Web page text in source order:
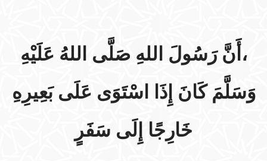
،أَنَّ رَسُولَ اللهِ صَلَّى اللهُ عَلَيْهِ
وَسَلَّمَ كَانَ إِذَا اسْتَوَى عَلَى بَعِيرِهِ
خَارِجًا إِلَى سَفَرٍ